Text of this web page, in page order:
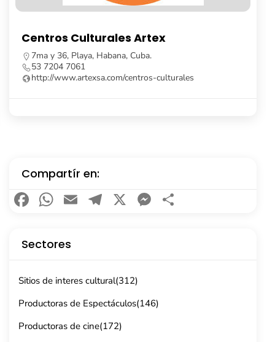
Librería Fayad Jamís
Calle Obispo, no. 261, e/ Cuba y Aguiar, La Habana
Vieja, Cuba.
53 7862 8091
Compartír en:
Facebook
WhatsApp
EmailTelegram
X Messenger
Sectores
Sitios de interes cultural(312)
Productoras de Espectáculos(146)
Productoras de cine(172)